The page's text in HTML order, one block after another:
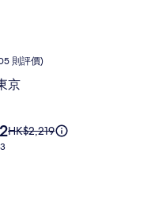
關
準
詳
10 分)，卓越，(1,005 則評價)
則評價)
京
原
HK$2,219